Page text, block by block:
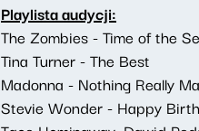
Playlista audycji:
The Zombies - Time of the
Tina Turner - The Best
Madonna - Nothing Really
Stevie Wonder - Happy